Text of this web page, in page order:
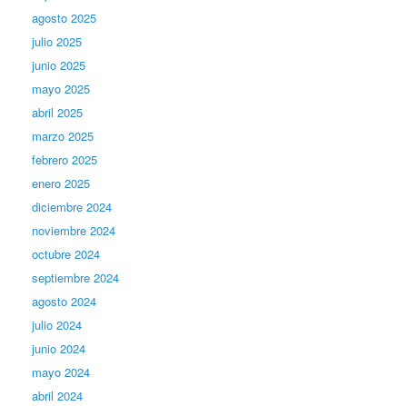
agosto 2025
julio 2025
junio 2025
mayo 2025
abril 2025
marzo 2025
febrero 2025
enero 2025
diciembre 2024
noviembre 2024
octubre 2024
septiembre 2024
agosto 2024
julio 2024
junio 2024
mayo 2024
abril 2024